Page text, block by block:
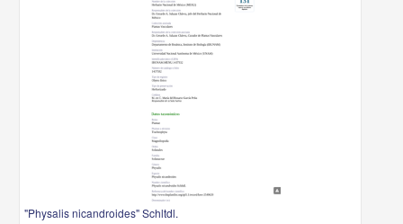
"Physalis nicandroides" Schltdl.